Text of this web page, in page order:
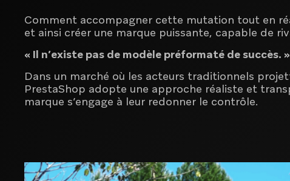
Comment accompagner cette mutation tout en
et ainsi créer une marque puissante, capable de
« Il n’existe pas de modèle préformaté de succès. »
Dans un marché où les acteurs traditionnels
PrestaShop adopte une approche réaliste et
marque s’engage à leur redonner le contrôle.